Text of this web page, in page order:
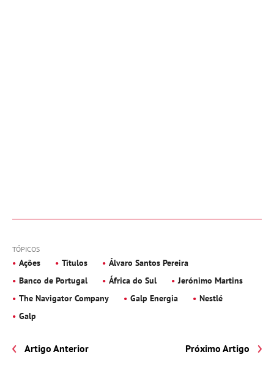
TÓPICOS
Ações Títulos
Álvaro Santos Pereira
Banco de Portugal
África do Sul
Jerónimo Martins
The Navigator Company
Galp Energia
Nestlé
Galp
Artigo Anterior Próximo Artigo